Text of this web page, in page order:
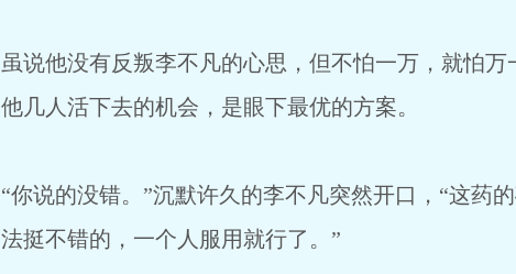
虽说他没有反叛李不凡的心思，但不怕一万，就怕
他几人活下去的机会，是眼下最优的方案。
“你说的没错。”沉默许久的李不凡突然开口，“这药
法挺不错的，一个人服用就行了。”